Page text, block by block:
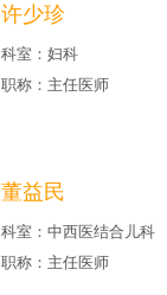
许少珍
科室：妇科
职称：主任医师
董益民
科室：中西医结合儿科
职称：主任医师